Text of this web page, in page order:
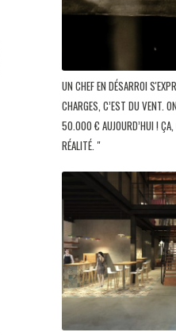
UN CHEF EN DÉSARROI
CHARGES, C’EST DU VENT.
50.000 € AUJOURD’HUI ! ÇA,
RÉALITÉ. "